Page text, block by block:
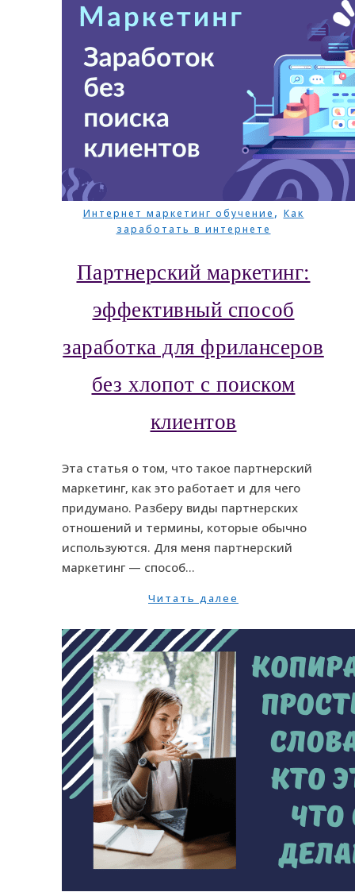
Интернет маркетинг обучение , Как
заработать в интернете
Партнерский маркетинг:
эффективный способ
заработка для фрилансеров
без хлопот с поиском
клиентов
Эта статья о том, что такое партнерский
маркетинг, как это работает и для чего
придумано. Разберу виды партнерских
отношений и термины, которые обычно
используются. Для меня партнерский
маркетинг — способ…
Читать далее